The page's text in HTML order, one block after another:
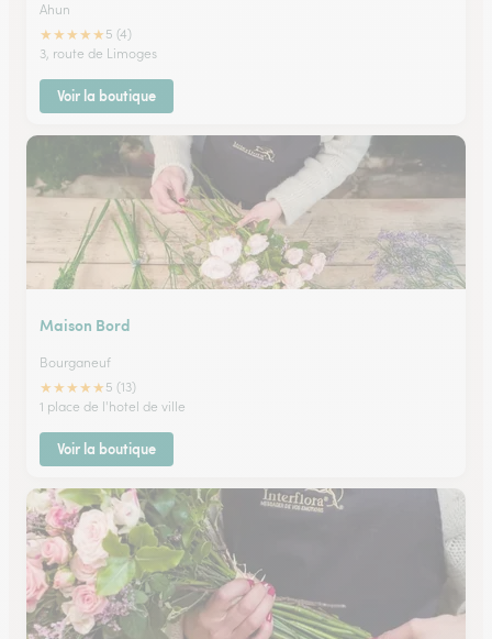
Ahun
★★★★★ 5 (4)
3, route de Limoges
Voir la boutique
Maison Bord
Bourganeuf
★★★★★ 5 (13)
1 place de l'hotel de ville
Voir la boutique